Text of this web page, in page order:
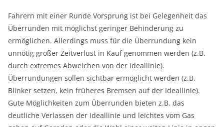
Fahrern mit einer Runde Vorsprung ist bei Gelegenheit das
Überrunden mit möglichst geringer Behinderung zu
ermöglichen. Allerdings muss für die Überrundung kein
unnötig großer Zeitverlust in Kauf genommen werden (z.B.
durch extremes Abweichen von der Ideallinie).
Überrundungen sollen sichtbar ermöglicht werden (z.B.
Blinker setzen, kein früheres Bremsen auf der Ideallinie).
Gute Möglichkeiten zum Überrunden bieten z.B. das
deutliche Verlassen der Ideallinie und leichtes vom Gas